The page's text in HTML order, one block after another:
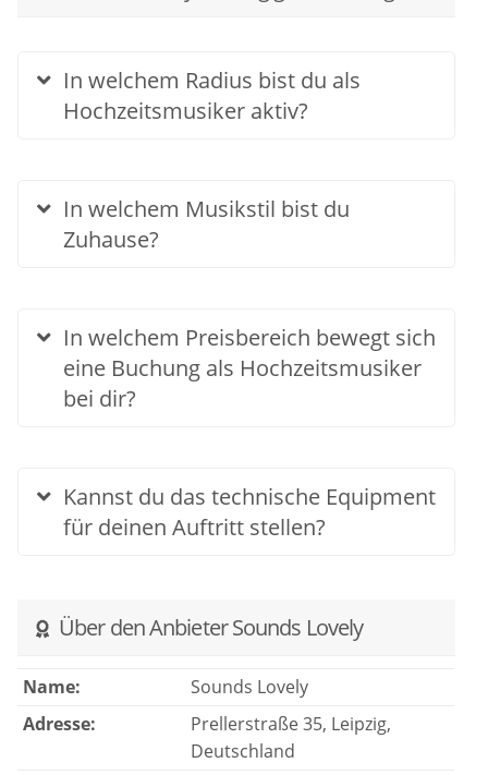
In welchem Radius bist du als
Hochzeitsmusiker aktiv?
In welchem Musikstil bist du
Zuhause?
In welchem Preisbereich bewegt sich
eine Buchung als Hochzeitsmusiker
bei dir?
Kannst du das technische Equipment
für deinen Auftritt stellen?
Über den Anbieter Sounds Lovely
Name:
Sounds Lovely
Adresse:
Prellerstraße 35, Leipzig,
Deutschland